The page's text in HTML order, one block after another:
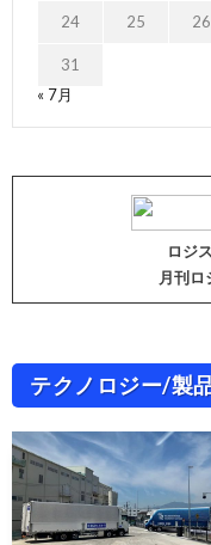
24 25 26
31
« 7月
ロジ
月刊ロ
テクノロジー/製